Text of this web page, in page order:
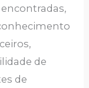
de
de